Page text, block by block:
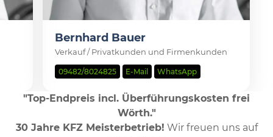
Bernhard Bauer
Verkauf / Privatkunden und Firmenkunden
09482/8024825 E-Mail WhatsApp
"Top-Endpreis incl. Überführungskosten frei
Wörth."
30 Jahre KFZ Meisterbetrieb! Wir freuen uns auf